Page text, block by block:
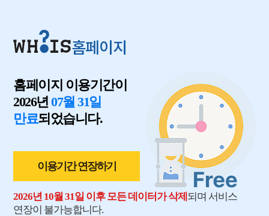
홈페이지
홈페이지 이용기간이
2026년07월 31일
만료되었습니다.
이용기간 연장하기
2026년 10월 31일 이후 모든 데이터가 삭제 되며 서비스
연장이 불가능합니다.